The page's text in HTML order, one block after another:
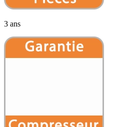
3 ans